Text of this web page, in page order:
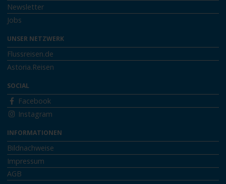
Newsletter
Jobs
UNSER NETZWERK
Flussreisen.de
Astoria.Reisen
SOCIAL
Facebook
Instagram
INFORMATIONEN
Bildnachweise
Impressum
AGB